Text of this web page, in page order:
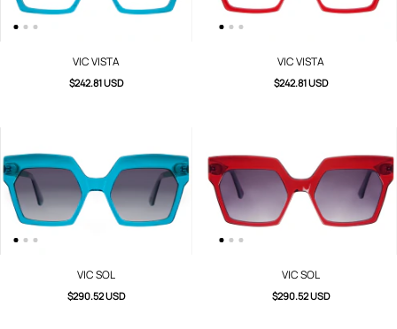
VIC VISTA
$242.81 USD
VIC VISTA
$242.81 USD
VIC SOL
$290.52 USD
VIC SOL
$290.52 USD